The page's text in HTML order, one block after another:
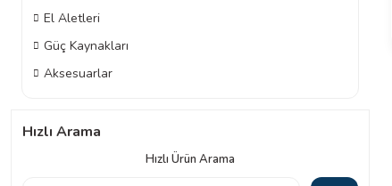
El Aletleri
Güç Kaynakları
Aksesuarlar
Hızlı Arama
Hızlı Ürün Arama